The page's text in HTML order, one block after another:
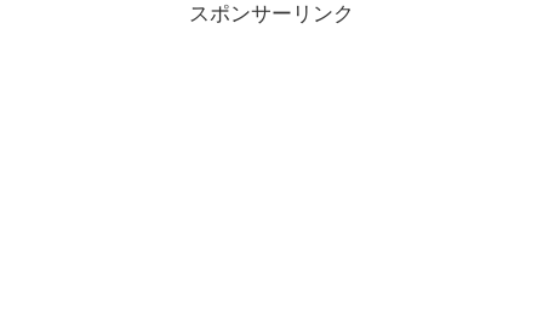
スポンサーリンク